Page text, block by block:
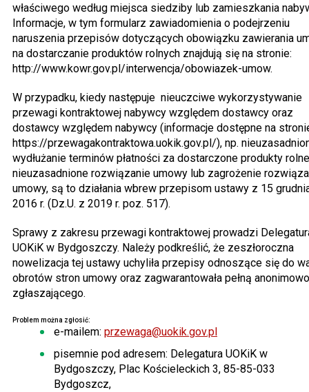
właściwego według miejsca siedziby lub zamieszkania
Informacje, w tym formularz zawiadomienia o podejrzeniu
naruszenia przepisów dotyczących obowiązku zawierania
na dostarczanie produktów rolnych znajdują się na stronie:
http://www.kowr.gov.pl/interwencja/obowiazek-umow.
W przypadku, kiedy następuje nieuczciwe wykorzystywanie
przewagi kontraktowej nabywcy względem dostawcy oraz
dostawcy względem nabywcy (informacje dostępne na
https://przewagakontraktowa.uokik.gov.pl/), np.
wydłużanie terminów płatności za dostarczone produkty
nieuzasadnione rozwiązanie umowy lub zagrożenie
umowy, są to działania wbrew przepisom ustawy z 15
2016 r. (Dz.U. z 2019 r. poz. 517).
Sprawy z zakresu przewagi kontraktowej prowadzi
UOKiK w Bydgoszczy. Należy podkreślić, że zeszłoroczna
nowelizacja tej ustawy uchyliła przepisy odnoszące się do
obrotów stron umowy oraz zagwarantowała pełną
zgłaszającego.
Problem można zgłosić:
e-mailem: przewaga@uokik.gov.pl
pisemnie pod adresem: Delegatura UOKiK w
Bydgoszczy, Plac Kościeleckich 3, 85-85-033
Bydgoszcz,